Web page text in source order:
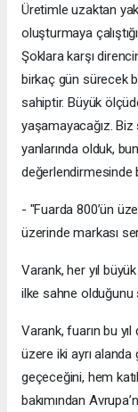
Üretimle uzaktan
oluşturmaya
Şoklara karşı
birkaç gün sürecek
sahiptir. Büyük
yaşamayacağız. Biz
yanlarında olduk,
değerlendirmesinde
- "Fuarda 800’ün
üzerinde markası
Varank, her yıl
ilke sahne olduğunu
Varank, fuarın bu
üzere iki ayrı
geçeceğini, hem
bakımından